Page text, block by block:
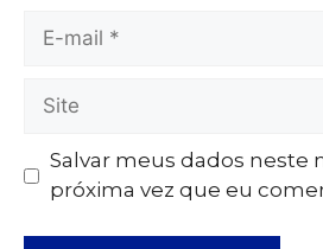
Salvar meus dados neste
próxima vez que eu